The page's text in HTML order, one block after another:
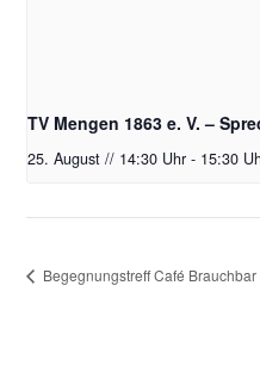
TV Mengen 1863 e. V. –
25. August // 14:30 Uhr - 15:30
Begegnungstreff Café Brauchbar